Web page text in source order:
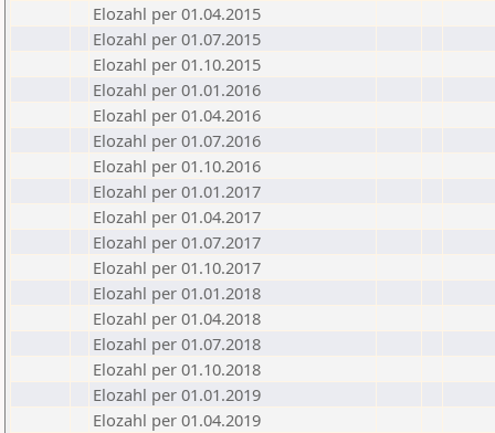
Elozahl per 01.04.2015
Elozahl per 01.07.2015
Elozahl per 01.10.2015
Elozahl per 01.01.2016
Elozahl per 01.04.2016
Elozahl per 01.07.2016
Elozahl per 01.10.2016
Elozahl per 01.01.2017
Elozahl per 01.04.2017
Elozahl per 01.07.2017
Elozahl per 01.10.2017
Elozahl per 01.01.2018
Elozahl per 01.04.2018
Elozahl per 01.07.2018
Elozahl per 01.10.2018
Elozahl per 01.01.2019
Elozahl per 01.04.2019